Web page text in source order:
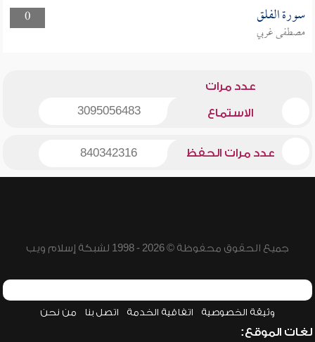
0
سورة الفلق
مصطفى غربي
عدد مرات
الاستماع 3095056483
عدد مرات الحفظ 840342316
جميع الحقوق محفوظة © 2026 - 1998 لشبكة إسلام ويب
وثيقة الخصوصية اتفاقية الخدمة اتصل بنا من نحن
لغات الموقع: